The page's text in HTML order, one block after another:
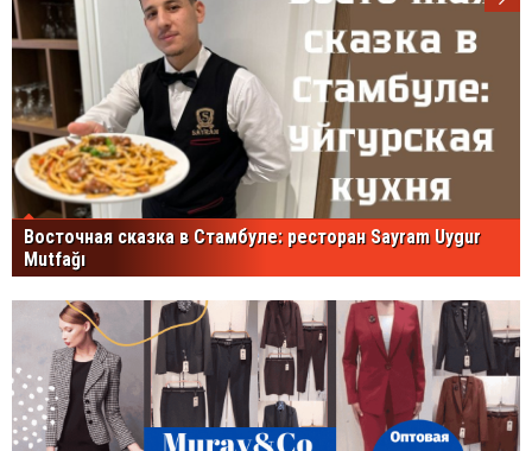
Восточная сказка в Стамбуле: ресторан Sayram Uygur
Mutfağı